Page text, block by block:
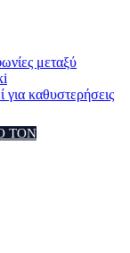
μεταξύ
για καθυστερήσεις
ΤΟΝ